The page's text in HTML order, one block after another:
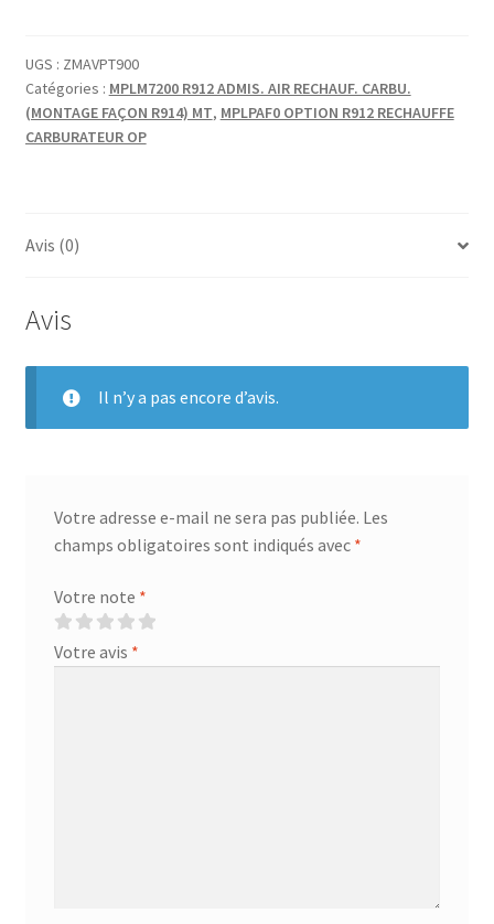
INOX
TF
3X16
UGS : ZMAVPT900
Catégories : MPLM7200 R912 ADMIS. AIR RECHAUF. CARBU.
(MONTAGE FAÇON R914) MT, MPLPAF0 OPTION R912 RECHAUFFE
CARBURATEUR OP
Avis (0)
Avis
Il n’y a pas encore d’avis.
Votre adresse e-mail ne sera pas publiée. Les
champs obligatoires sont indiqués avec *
Votre note *
Votre avis *